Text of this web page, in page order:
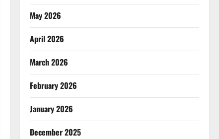
May 2026
April 2026
March 2026
February 2026
January 2026
December 2025